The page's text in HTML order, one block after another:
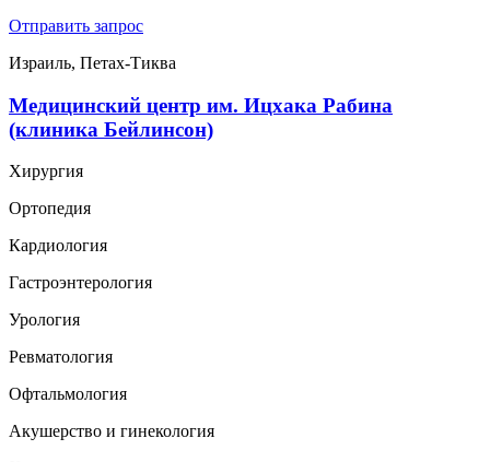
Отправить запрос
Израиль, Петах-Тиква
Медицинский центр им. Ицхака Рабина
(клиника Бейлинсон)
Хирургия
Ортопедия
Кардиология
Гастроэнтерология
Урология
Ревматология
Офтальмология
Акушерство и гинекология